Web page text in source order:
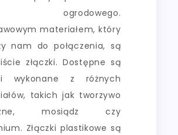
ogrodowego.
materiałem, który
nam do połączenia, są
złączki. Dostępne są
wykonane z różnych
takich jak tworzywo
mosiądz czy
Złączki plastikowe są